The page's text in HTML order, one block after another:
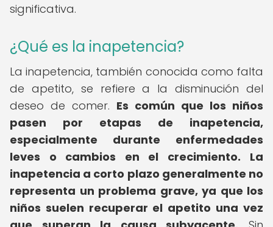
significativa.
¿Qué es la inapetencia?
La inapetencia, también conocida como falta
de apetito, se refiere a la disminución del
deseo de comer. Es común que los niños
pasen por etapas de inapetencia,
especialmente durante enfermedades
leves o cambios en el crecimiento.
La
inapetencia a corto plazo generalmente no
representa un problema grave, ya que los
niños suelen recuperar el apetito una vez